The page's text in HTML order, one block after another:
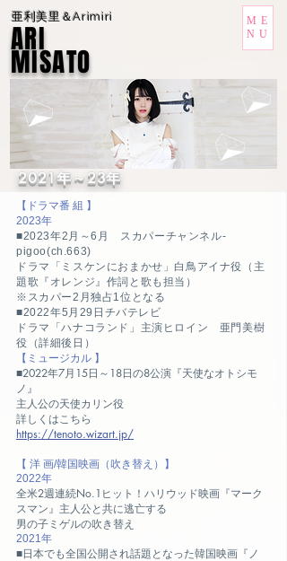
亜利美里＆Arimiri
ARI
MISATO
ME
NU
2021年～23年
【ドラマ番 組 】
2023年
■2023年2月～6月 スカパーチャンネル-
pigoo(ch.663)
ドラマ
「ミスケンにおまかせ」白鳥アイナ役（主
題歌『オレンジ』作詞と歌も担当）
※スカパー2月独占1位となる
■2022年5月29日チバテレビ
ドラマ
「ハナコランド」主演ヒロイン 亜門美樹
役（詳細後日）
【ミュージカル 】
■2022年7月15日～18日の8公演『天使なオトシモ
ノ』
主人公の天使カリン役
詳しくはこちら
https://tenoto.wizart.jp/
【 洋 画/韓国映画 （吹き替え）
】
2022年
全米2週連続No.1ヒット！ハリウッド映画『マーク
スマン』主人公と共に逃亡する
男の子ミゲルの吹き替え
2021年
■日本でも全国公開され話題となった韓国映画『ノ